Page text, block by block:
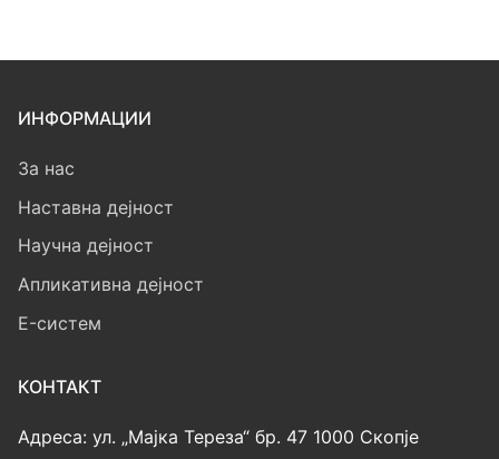
ИНФОРМАЦИИ
За нас
Наставна дејност
Научна дејност
Апликативна дејност
E-систем
КОНТАКТ
Адреса: ул. „Мајка Тереза“ бр. 47 1000 Скопје